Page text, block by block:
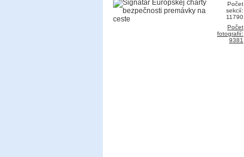
Počet
sekcií:
11790
Počet
fotografií:
9381